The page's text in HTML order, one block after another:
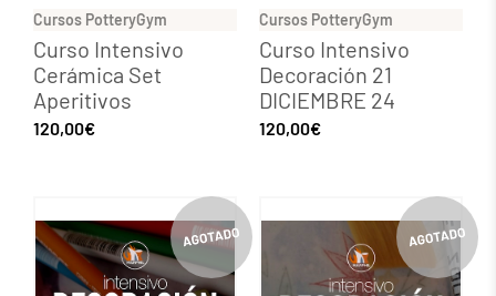
Cursos PotteryGym
Curso Intensivo
Cerámica Set
Aperitivos
120,00€
Cursos PotteryGym
Curso Intensivo
Decoración 21
DICIEMBRE 24
120,00€